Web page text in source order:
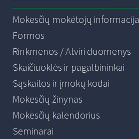
Mokesčių mokėtojų informacija
Formos
Rinkmenos / Atviri duomenys
Skaičiuoklės ir pagalbininkai
Sąskaitos ir įmokų kodai
Mokesčių žinynas
Mokesčių kalendorius
Seminarai